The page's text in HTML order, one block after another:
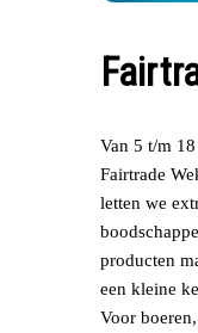
Van 5 t/m
Fairtrade
letten we
producten
een kleine
Voor